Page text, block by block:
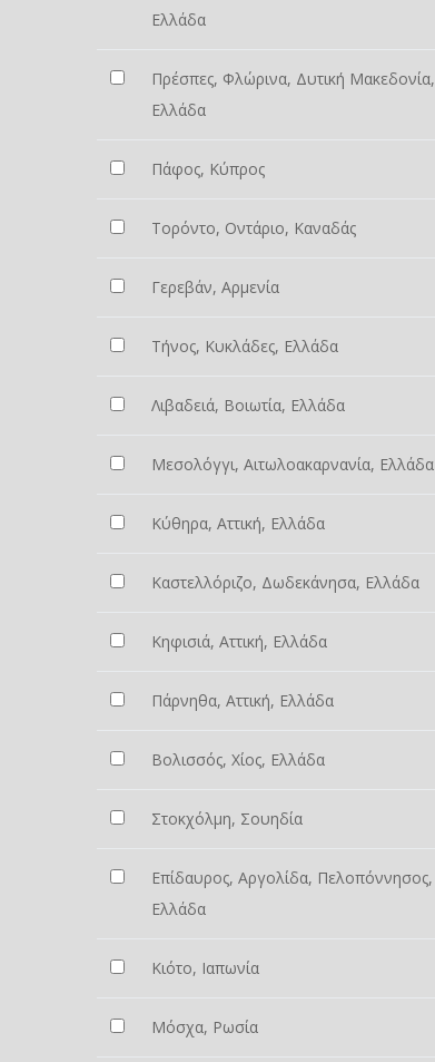
Ελλάδα
Πρέσπες, Φλώρινα, Δυτική Μακεδονία,
Ελλάδα
Πάφος, Κύπρος
Τορόντο, Οντάριο, Καναδάς
Γερεβάν, Αρμενία
Τήνος, Κυκλάδες, Ελλάδα
Λιβαδειά, Βοιωτία, Ελλάδα
Μεσολόγγι, Αιτωλοακαρνανία, Ελλάδα
Κύθηρα, Αττική, Ελλάδα
Καστελλόριζο, Δωδεκάνησα, Ελλάδα
Κηφισιά, Αττική, Ελλάδα
Πάρνηθα, Αττική, Ελλάδα
Βολισσός, Χίος, Ελλάδα
Στοκχόλμη, Σουηδία
Επίδαυρος, Αργολίδα, Πελοπόννησος,
Ελλάδα
Κιότο, Ιαπωνία
Μόσχα, Ρωσία